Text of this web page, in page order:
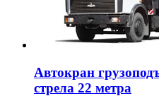
Автокран
стрела 22 метра